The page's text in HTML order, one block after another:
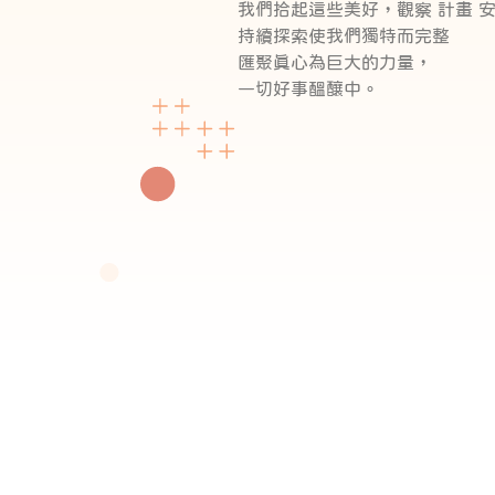
我們拾起這些美好，觀察 計畫
持續探索使我們獨特而完整
匯聚真心為巨大的力量，
一切好事醞釀中。